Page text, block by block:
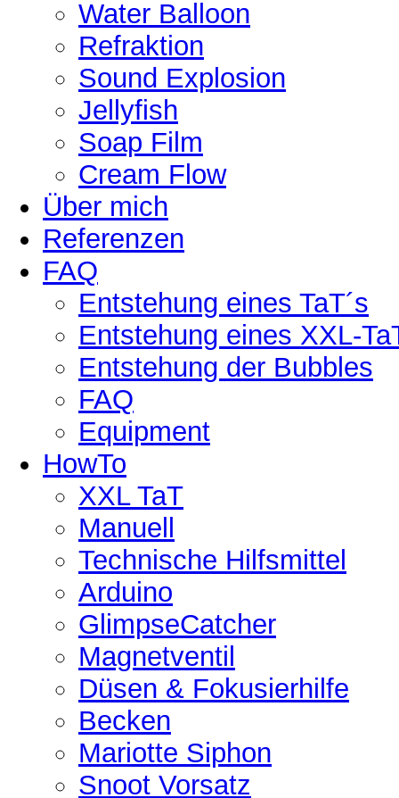
Water Balloon
Refraktion
Sound Explosion
Jellyfish
Soap Film
Cream Flow
Über mich
Referenzen
FAQ
Entstehung eines TaT´s
Entstehung eines XXL-
Entstehung der Bubbles
FAQ
Equipment
HowTo
XXL TaT
Manuell
Technische Hilfsmittel
Arduino
GlimpseCatcher
Magnetventil
Düsen & Fokusierhilfe
Becken
Mariotte Siphon
Snoot Vorsatz